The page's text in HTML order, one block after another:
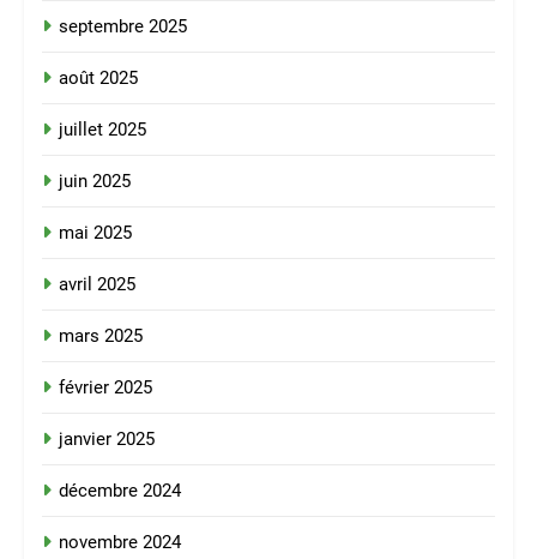
septembre 2025
août 2025
juillet 2025
juin 2025
mai 2025
avril 2025
mars 2025
février 2025
janvier 2025
décembre 2024
novembre 2024